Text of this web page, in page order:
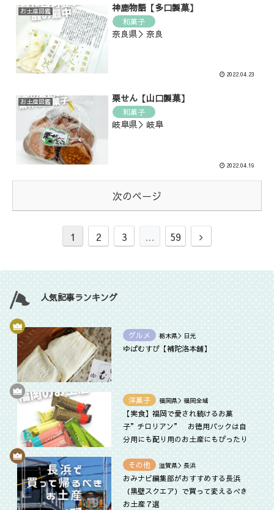
お土産図鑑 神鹿物語【多口製菓】
和菓子
奈良県＞奈良
2022.04.23
お土産図鑑 栗せん【山口製菓】
和菓子
岐阜県＞岐阜
2022.04.19
次のページ
1 2 3 … 59
人気記事ランキング
グルメ 栃木県＞日光
ゆばむすび【補陀洛本舗】
洋菓子 福岡県＞福岡全域
【実食】福岡で愛され続けるお菓
子”チロリアン” お徳用パックは自
分用にも配り用のお土産にもぴったり
その他 滋賀県＞長浜
おみナビ編集部がおすすめする長浜
（黒壁スクエア）で買って変えるべき
お土産７選